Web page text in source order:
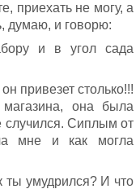
приехать не могу, а
думаю, и говорю:
и в угол сада
привезет столько!!!
она была
случился. Сиплым от
мне и как могла
ты умудрился? И что